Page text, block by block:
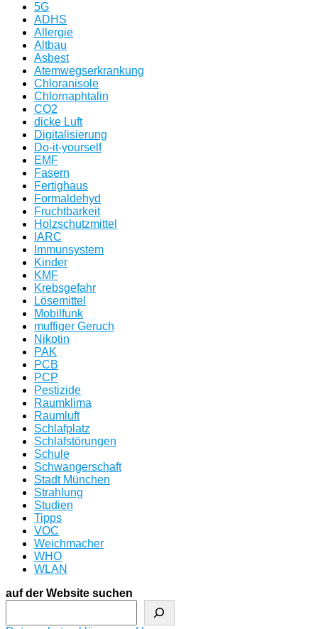
5G
ADHS
Allergie
Altbau
Asbest
Atemwegserkrankung
Chloranisole
Chlornaphtalin
CO2
dicke Luft
Digitalisierung
Do-it-yourself
EMF
Fasern
Fertighaus
Formaldehyd
Fruchtbarkeit
Holzschutzmittel
IARC
Immunsystem
Kinder
KMF
Krebsgefahr
Lösemittel
Mobilfunk
muffiger Geruch
Nikotin
PAK
PCB
PCP
Pestizide
Raumklima
Raumluft
Schlafplatz
Schlafstörungen
Schule
Schwangerschaft
Stadt München
Strahlung
Studien
Tipps
VOC
Weichmacher
WHO
WLAN
auf der Website suchen